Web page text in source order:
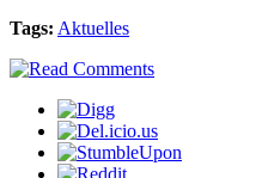
Tags: Aktuelles